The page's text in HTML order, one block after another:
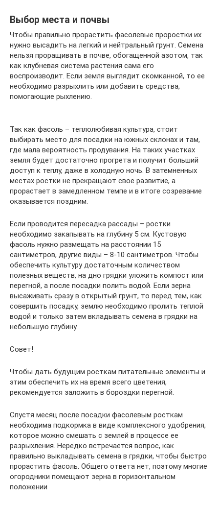
Выбор места и почвы
Чтобы правильно прорастить фасолевые проростки их
нужно высадить на легкий и нейтральный грунт. Семена
нельзя проращивать в почве, обогащенной азотом, так
как клубневая система растения сама его
воспроизводит. Если земля выглядит скомканной, то ее
необходимо разрыхлить или добавить средства,
помогающие рыхлению.
Так как фасоль – теплолюбивая культура, стоит
выбирать место для посадки на южных склонах и там,
где мала вероятность продувания. На таких участках
земля будет достаточно прогрета и получит больший
доступ к теплу, даже в холодную ночь. В затемненных
местах ростки не прекращают свое развитие, а
прорастает в замедленном темпе и в итоге созревание
оказывается поздним.
Если проводится пересадка рассады – ростки
необходимо закапывать на глубину 5 см. Кустовую
фасоль нужно размещать на расстоянии 15
сантиметров, другие виды – 8-10 сантиметров. Чтобы
обеспечить культуру достаточным количеством
полезных веществ, на дно грядки уложить компост или
перегной, а после посадки полить водой. Если зерна
высаживать сразу в открытый грунт, то перед тем, как
совершить посадку, землю необходимо пролить теплой
водой и только затем вкладывать семена в грядки на
небольшую глубину.
Совет!
Чтобы дать будущим росткам питательные элементы и
этим обеспечить их на время всего цветения,
рекомендуется заложить в бороздки перегной.
Спустя месяц после посадки фасолевым росткам
необходима подкормка в виде комплексного удобрения,
которое можно смешать с землей в процессе ее
разрыхления. Нередко встречается вопрос, как
правильно выкладывать семена в грядки, чтобы быстро
прорастить фасоль. Общего ответа нет, поэтому многие
огородники помещают зерна в горизонтальном
положении